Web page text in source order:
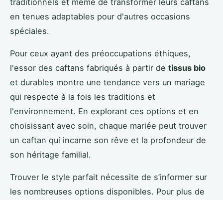
en tenues adaptables pour d'autres occasions
spéciales.
Pour ceux ayant des préoccupations éthiques,
l'essor des caftans fabriqués à partir de tissus bio
et durables montre une tendance vers un mariage
qui respecte à la fois les traditions et
l'environnement. En explorant ces options et en
choisissant avec soin, chaque mariée peut trouver
un caftan qui incarne son rêve et la profondeur de
son héritage familial.
Trouver le style parfait nécessite de s’informer sur
les nombreuses options disponibles. Pour plus de